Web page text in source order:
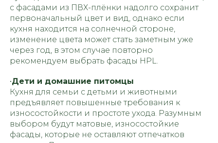
с фасадами из ПВХ-плёнки надолго сохранит
первоначальный цвет и вид, однако если
кухня находится на солнечной стороне,
изменение цвета может стать заметным уже
через год, в этом случае повторно
рекомендуем выбрать фасады HPL.
•Дети и домашние питомцы
Кухня для семьи с детьми и животными
предъявляет повышенные требования к
износостойкости и простоте ухода. Разумным
выбором будут матовые, износостойкие
фасады, которые не оставляют отпечатков
Сб - Вс
Бесплатный замер
+7-983-321-75-61
nsk@promebelnsk.ru
Бесплатная консультация